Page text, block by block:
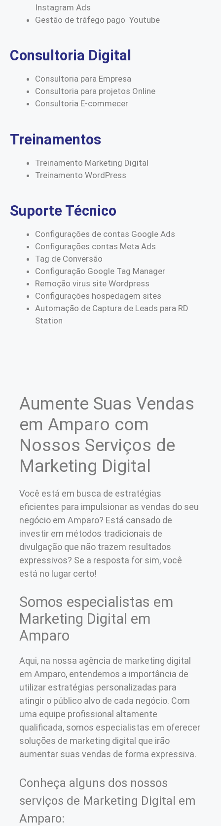
Instagram Ads
Gestão de tráfego pago Youtube
Consultoria Digital
Consultoria para Empresa
Consultoria para projetos Online
Consultoria E-commecer
Treinamentos
Treinamento Marketing Digital
Treinamento WordPress
Suporte Técnico
Configurações de contas Google Ads
Configurações contas Meta Ads
Tag de Conversão
Configuração Google Tag Manager
Remoção virus site Wordpress
Configurações hospedagem sites
Automação de Captura de Leads para RD
Station
Aumente Suas Vendas
em Amparo com
Nossos Serviços de
Marketing Digital
Você está em busca de estratégias
eficientes para impulsionar as vendas do seu
negócio em Amparo? Está cansado de
investir em métodos tradicionais de
divulgação que não trazem resultados
expressivos? Se a resposta for sim, você
está no lugar certo!
Somos especialistas em
Marketing Digital em
Amparo
Aqui, na nossa agência de marketing digital
em Amparo, entendemos a importância de
utilizar estratégias personalizadas para
atingir o público alvo de cada negócio. Com
uma equipe profissional altamente
qualificada, somos especialistas em oferecer
soluções de marketing digital que irão
aumentar suas vendas de forma expressiva.
Conheça alguns dos nossos
serviços de Marketing Digital em
Amparo: